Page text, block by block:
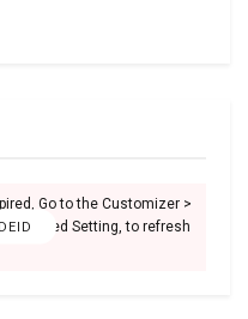
Go to the Customizer >
Feed Setting, to refresh